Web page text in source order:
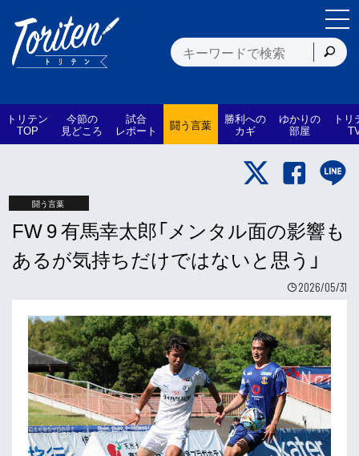
トリテン
TOP
今節の
見どころ
試合
レポート 闘う言葉 勝利への
カギ
ゆかりの
部屋
トリ
闘う言葉
FW 9 有馬幸太郎「メンタル面の影響も
あるが気持ちだけではないと思う」
2026/05/31